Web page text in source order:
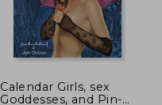
Calendar Girls, sex
Goddesses, and Pin-